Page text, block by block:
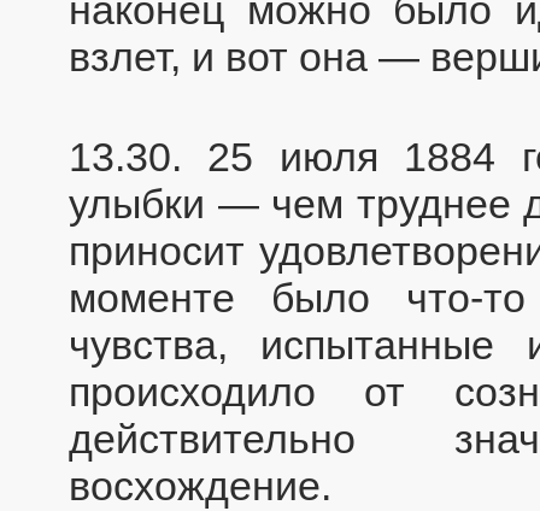
наконец можно было
взлет, и вот она —
13.30. 25 июля 1884
улыбки — чем труднее
приносит
моменте было что-
чувства,
происходило от
действительно
восхождение.